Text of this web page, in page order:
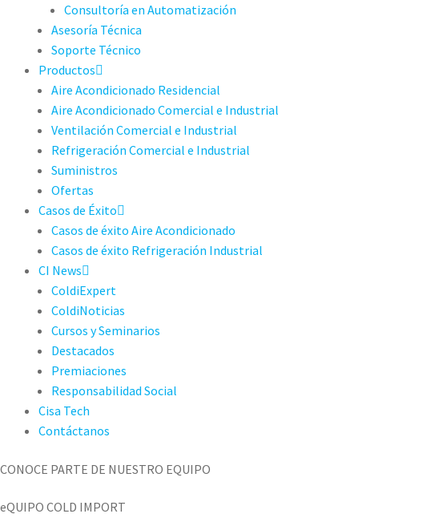
Consultoría en Automatización
Asesoría Técnica
Soporte Técnico
Productos
Aire Acondicionado Residencial
Aire Acondicionado Comercial e Industrial
Ventilación Comercial e Industrial
Refrigeración Comercial e Industrial
Suministros
Ofertas
Casos de Éxito
Casos de éxito Aire Acondicionado
Casos de éxito Refrigeración Industrial
CI News
ColdiExpert
ColdiNoticias
Cursos y Seminarios
Destacados
Premiaciones
Responsabilidad Social
Cisa Tech
Contáctanos
CONOCE PARTE DE NUESTRO EQUIPO
eQUIPO COLD IMPORT